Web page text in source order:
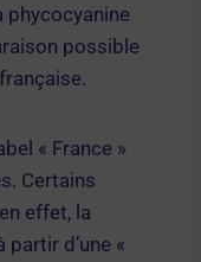
phycocyanine
possible
« France »
Certains
effet, la
partir d’une «